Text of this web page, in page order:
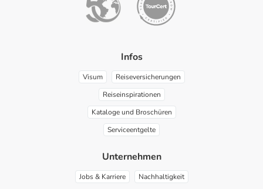
Infos
Visum
Reiseversicherungen
Reiseinspirationen
Kataloge und Broschüren
Serviceentgelte
Unternehmen
Jobs & Karriere Nachhaltigkeit